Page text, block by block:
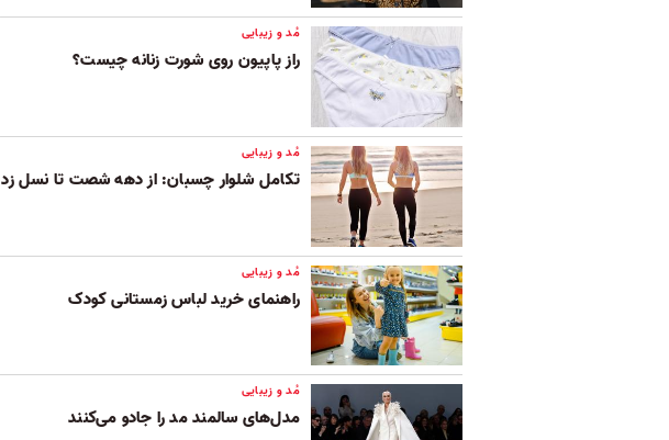
مُد و زیبایی
راز پاپیون روی شورت زنانه چیست؟
مُد و زیبایی
تکامل شلوار چسبان: از دهه شصت تا نسل زد
مُد و زیبایی
راهنمای خرید لباس زمستانی کودک
مُد و زیبایی
مدل‌های سالمند مد را جادو می‌کنند